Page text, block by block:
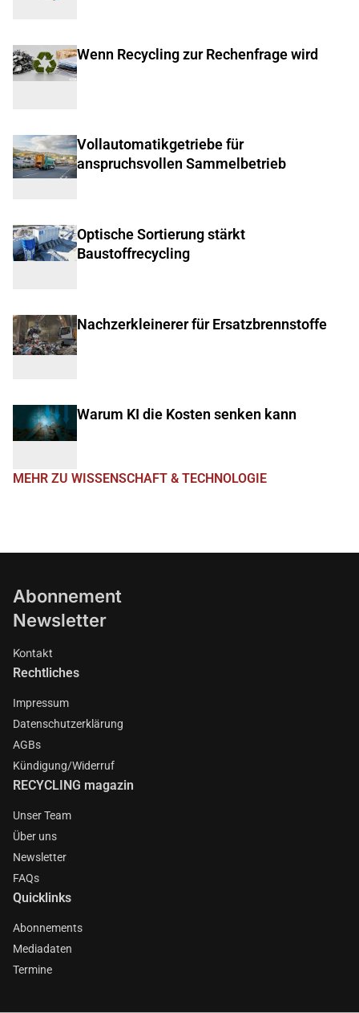
Wenn Recycling zur Rechenfrage wird
Vollautomatikgetriebe für
anspruchsvollen Sammelbetrieb
Optische Sortierung stärkt
Baustoffrecycling
Nachzerkleinerer für Ersatzbrennstoffe
Warum KI die Kosten senken kann
MEHR ZU WISSENSCHAFT & TECHNOLOGIE
Abonnement
Newsletter
Kontakt
Rechtliches
Impressum
Datenschutzerklärung
AGBs
Kündigung/Widerruf
RECYCLING magazin
Unser Team
Über uns
Newsletter
FAQs
Quicklinks
Abonnements
Mediadaten
Termine